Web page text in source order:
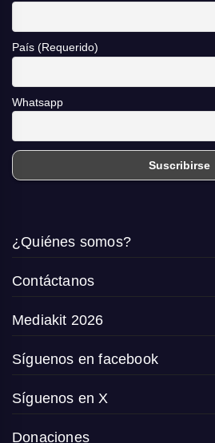
País (Requerido)
Whatsapp
¿Quiénes somos?
Contáctanos
Mediakit 2026
Síguenos en facebook
Síguenos en X
Donaciones